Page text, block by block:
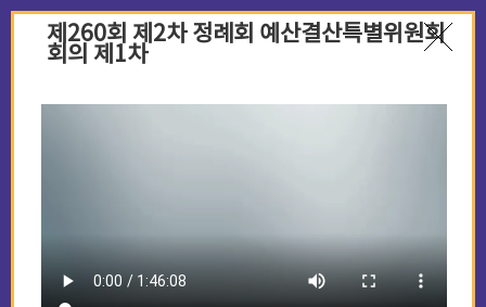
제260회 제2차 정례회 예산결산특별위원회
회의 제1차